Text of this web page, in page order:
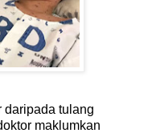
daripada tulang
maklumkan